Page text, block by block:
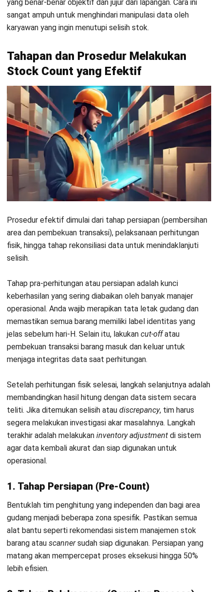
teliti. Jika ditemukan selisih ataudiscrepancy, tim harus
segera melakukan investigasi akar masalahnya. Langkah
terakhir adalah melakukaninventory adjustment
operasional.
1. Tahap Persiapan (Pre-Count)
Bentuklah tim penghitung yang independen dan bagi area
gudang menjadi beberapa zona spesifik. Pastikan semua
alat bantu seperti rekomendasisistem manajemen stok
barang atauscannersudah siap digunakan. Persiapan yang
matang akan mempercepat proses eksekusi hingga 50%
lebih efisien.
2. Tahap Pelaksanaan (Counting Process)
dari kiri ke kanan atau dari rak atas ke bawah. Untuk item
yang bernilai tinggi, sebaiknya lakukandouble checkoleh
personel yang berbeda. Hal ini penting untuk meminimalkan
risikohuman error
3. Tahap Rekonsiliasi dan Pelaporan
Analisis varians antara stok fisik dan sistem harus dilakukan
segera setelah data terkumpul. Identifikasi apakah selisih
disebabkan oleh kesalahan administrasi, kerusakan barang,
atau indikasi pencurian. Laporan ini kemudian menjadi dasar
untuk perbaikan prosedur operasional gudang di masa
Tantangan Utama dalam Proses
Stock Count Manual
Tantangan terbesar meliputi risikohuman errorsaat
pencatatan, waktu yang lama sehingga mengganggu
operasional, serta kesulitan melacak barang di gudang yang
kertas atauspreadsheetmanual yang sangat rentan rusak
atau hilang. Kesalahan input data atau tulisan tangan yang
tidak terbaca sering kali membuat hasilstock countmenjadi
tidak valid. Akibatnya, perusahaan harus mengulang proses
yang melelahkan ini dari awal.